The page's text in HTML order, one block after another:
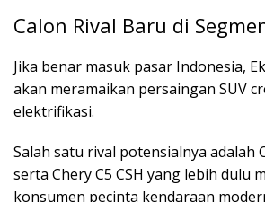
Calon Rival Baru di
Jika benar masuk pasar Indonesia,
akan meramaikan persaingan SUV
elektrifikasi.
Salah satu rival potensialnya adalah
serta Chery C5 CSH yang lebih dulu
konsumen pecinta kendaraan